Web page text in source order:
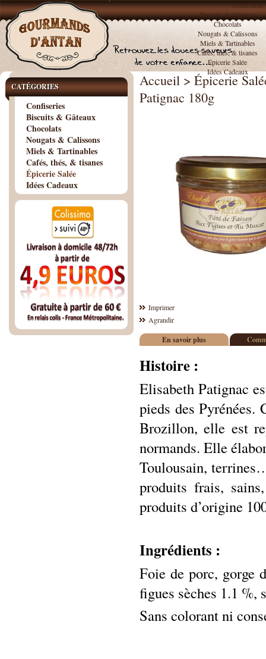
Confiseries
Biscuits & Gâteaux
Chocolats
Nougats & Calissons
Miels & Tartinables
Cafés, thés, & tisanes
Épicerie Salée
Idées Cadeaux
CATÉGORIES
Confiseries
Biscuits & Gâteaux
Chocolats
Nougats & Calissons
Miels & Tartinables
Cafés, thés, & tisanes
Épicerie Salée
Idées Cadeaux
Accueil > Épicerie
Patignac 180g
Imprimer
Agrandir
En savoir plus
Histoire :
Elisabeth Patignac
pieds des Pyrénées.
Brozillon, elle est
normands. Elle
Toulousain,
produits frais,
produits d’origine
Ingrédients :
Foie de porc, gorge
figues sèches 1.1
Sans colorant ni